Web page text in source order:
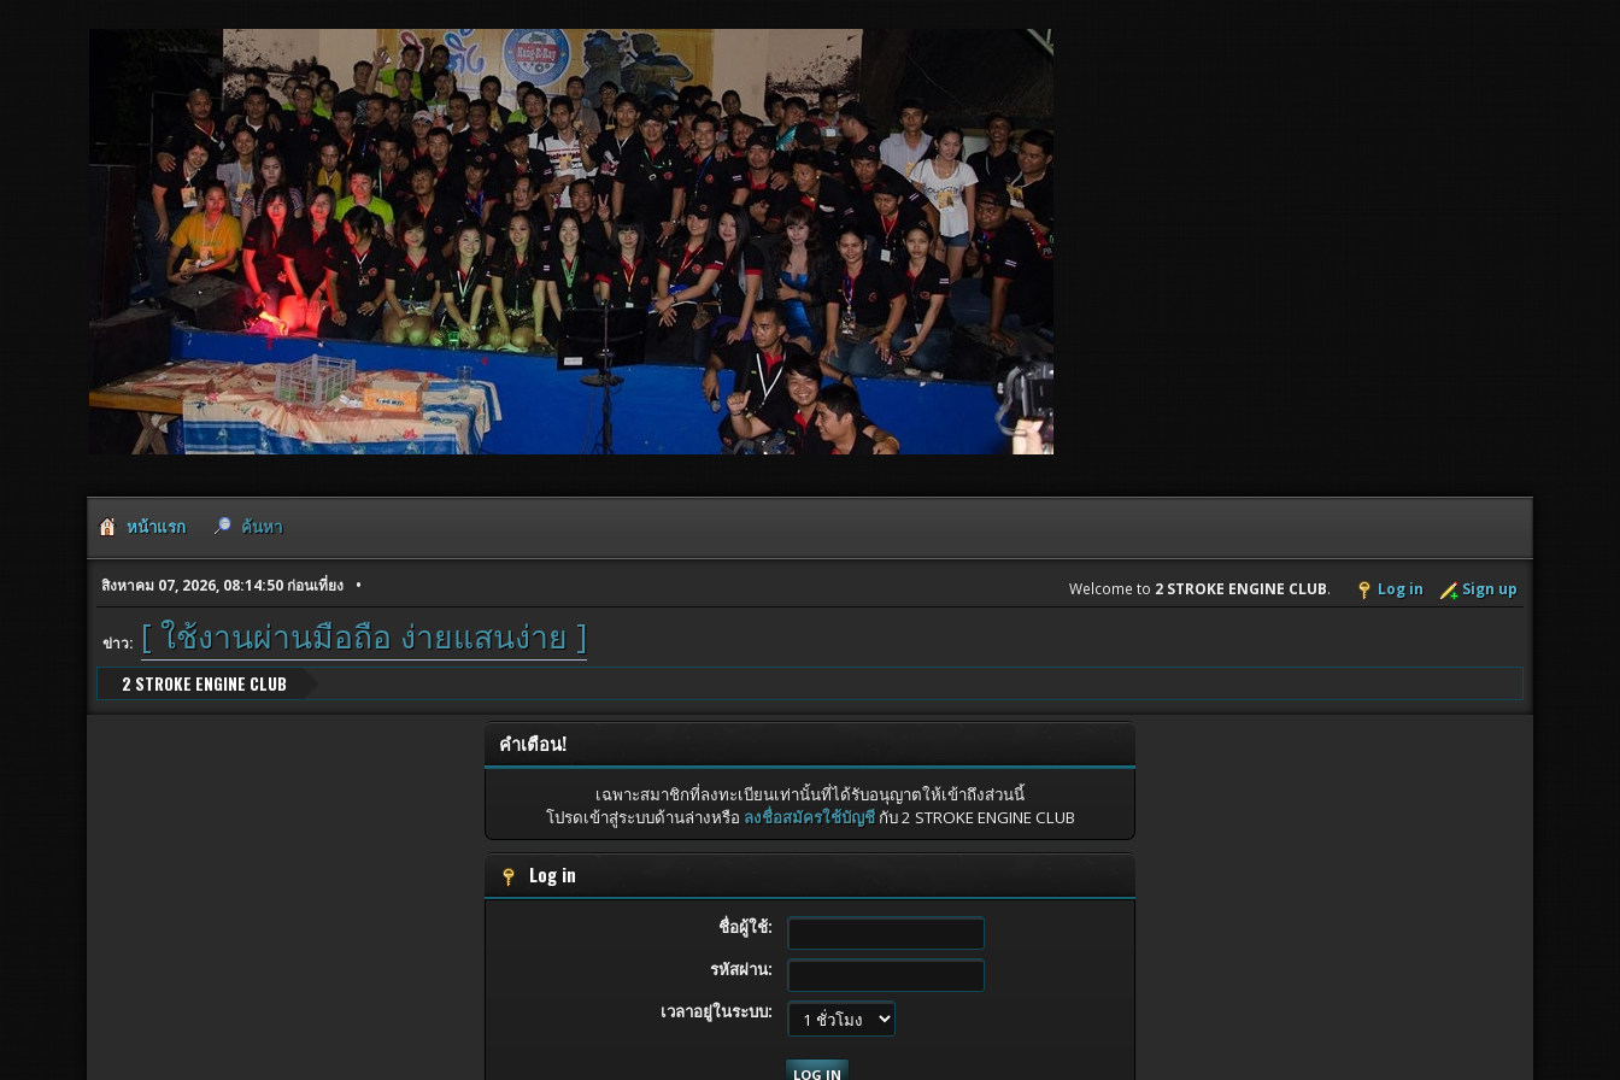
หน้าแรก ค้นหา
สิงหาคม 07, 2026, 08:14:50 ก่อนเที่ยง Welcome to 2 STROKE ENGINE CLUB. Log in Sign up
ข่าว: [ ใช้งานผ่านมือถือ ง่ายแสนง่าย ]
2 STROKE ENGINE CLUB
คำเตือน!
เฉพาะสมาชิกที่ลงทะเบียนเท่านั้นที่ได้รับอนุญาตให้เข้าถึงส่วนนี้
โปรดเข้าสู่ระบบด้านล่างหรือ ลงชื่อสมัครใช้บัญชีกับ 2 STROKE ENGINE CLUB
Log in
ชื่อผู้ใช้:
รหัสผ่าน:
เวลาอยู่ในระบบ: